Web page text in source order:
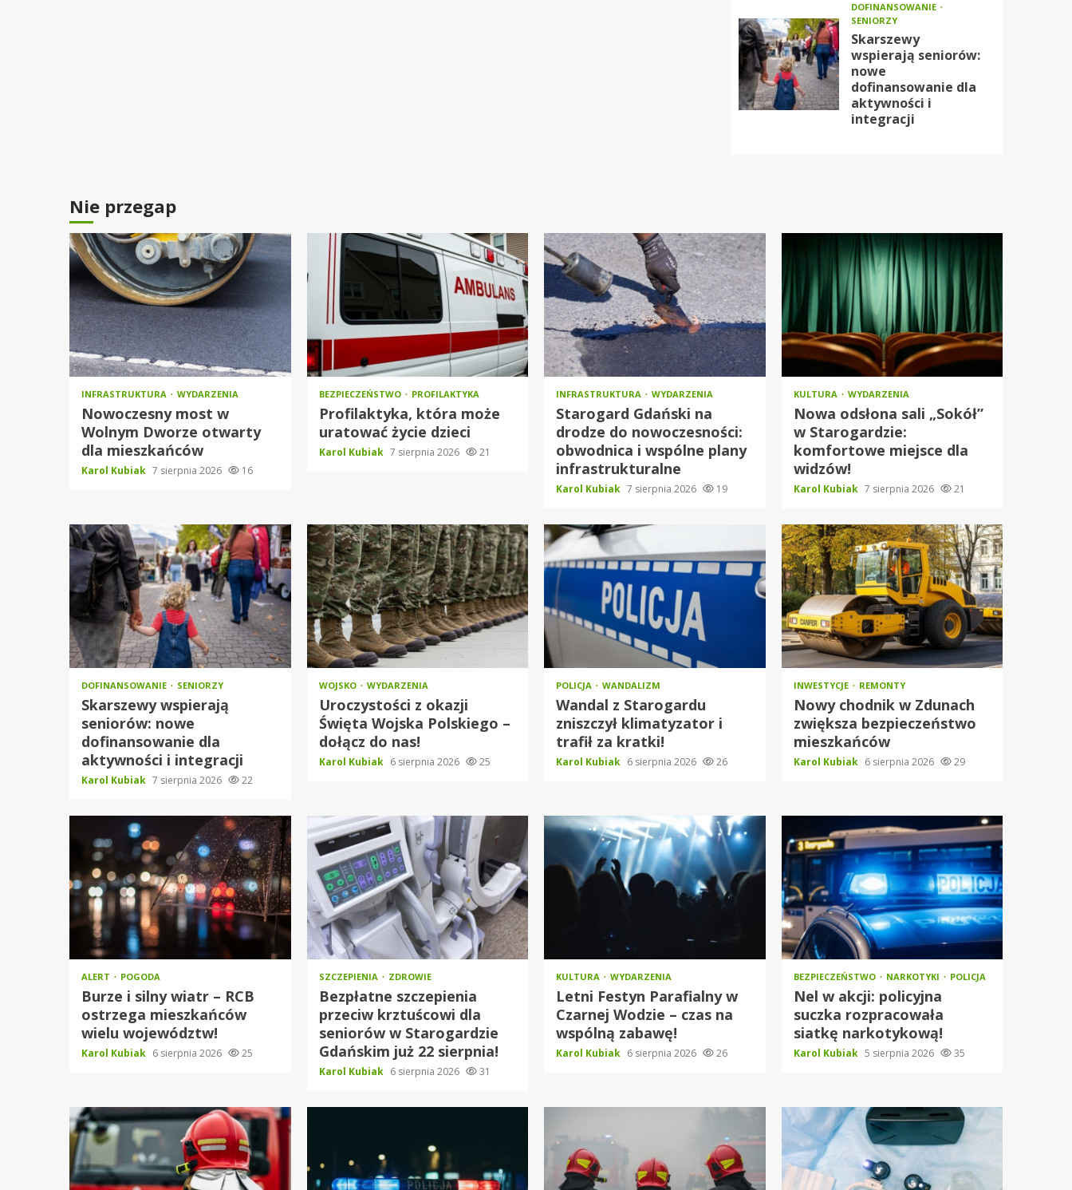
DOFINANSOWANIE
SENIORZY
Skarszewy
wspierają seniorów:
nowe
dofinansowanie dla
aktywności i
integracji
Nie przegap
INFRASTRUKTURA WYDARZENIA
Nowoczesny most w
Wolnym Dworze otwarty
dla mieszkańców
Karol Kubiak 7 sierpnia 2026 16
BEZPIECZEŃSTWO PROFILAKTYKA
Profilaktyka, która może
uratować życie dzieci
Karol Kubiak 7 sierpnia 2026 21
INFRASTRUKTURA WYDARZENIA
Starogard Gdański na
drodze do nowoczesności:
obwodnica i wspólne plany
infrastrukturalne
Karol Kubiak 7 sierpnia 2026 19
KULTURA WYDARZENIA
Nowa odsłona sali „Sokół”
w Starogardzie:
komfortowe miejsce dla
widzów!
Karol Kubiak 7 sierpnia 2026 21
DOFINANSOWANIE SENIORZY
Skarszewy wspierają
seniorów: nowe
dofinansowanie dla
aktywności i integracji
Karol Kubiak 7 sierpnia 2026 22
WOJSKO WYDARZENIA
Uroczystości z okazji
Święta Wojska Polskiego –
dołącz do nas!
Karol Kubiak 6 sierpnia 2026 25
POLICJA WANDALIZM
Wandal z Starogardu
zniszczył klimatyzator i
trafił za kratki!
Karol Kubiak 6 sierpnia 2026 26
INWESTYCJE REMONTY
Nowy chodnik w Zdunach
zwiększa bezpieczeństwo
mieszkańców
Karol Kubiak 6 sierpnia 2026 29
ALERT POGODA
Burze i silny wiatr – RCB
ostrzega mieszkańców
wielu województw!
Karol Kubiak 6 sierpnia 2026 25
SZCZEPIENIA ZDROWIE
Bezpłatne szczepienia
przeciw krztuścowi dla
seniorów w Starogardzie
Gdańskim już 22 sierpnia!
Karol Kubiak 6 sierpnia 2026 31
KULTURA WYDARZENIA
Letni Festyn Parafialny w
Czarnej Wodzie – czas na
wspólną zabawę!
Karol Kubiak 6 sierpnia 2026 26
BEZPIECZEŃSTWO NARKOTYKI POLICJA
Nel w akcji: policyjna
suczka rozpracowała
siatkę narkotykową!
Karol Kubiak 5 sierpnia 2026 35